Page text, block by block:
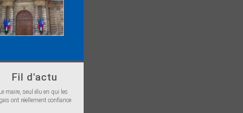
Fil d'actu
Le maire, seul élu en qui les
ont réellement confiance